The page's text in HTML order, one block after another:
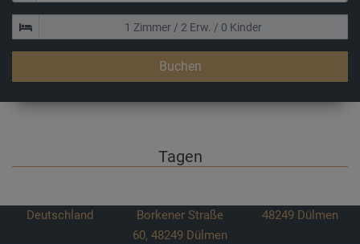
Buchen
Tagen
Deutschland
Borkener Straße
60, 48249 Dülmen
48249 Dülmen